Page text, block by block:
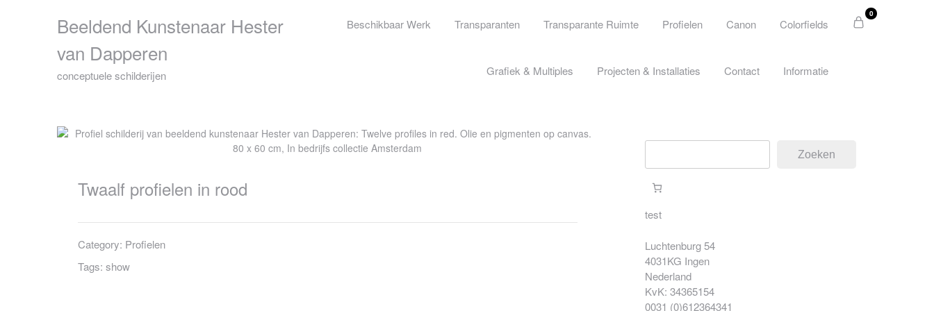
Beeldend Kunstenaar Hester
van Dapperen
conceptuele schilderijen
Beschikbaar Werk Transparanten Transparante Ruimte Profielen Canon Colorfields
Grafiek & Multiples Projecten & Installaties Contact Informatie
0
Twaalf profielen in rood
Category: Profielen
Tags: show
Zoeken
test
Luchtenburg 54
4031KG Ingen
Nederland
KvK: 34365154
0031 (0)612364341